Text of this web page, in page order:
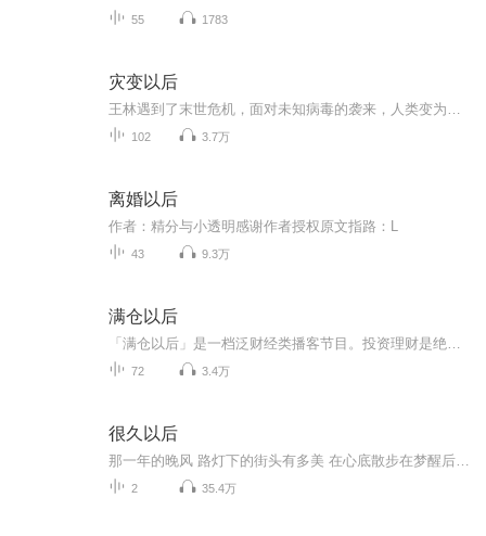
55 1783
灾变以后
102 3.7万
离婚以后
作者：精分与小透明感谢作者授权原文指路：L
43 9.3万
满仓以后
72 3.4万
很久以后
2 35.4万